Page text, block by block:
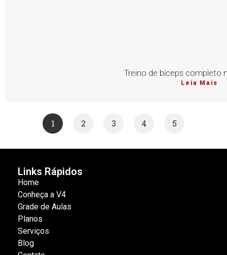
Treino de bíceps completo
Leia Mais
1 2 3 4 5
Links Rápidos
Home
Conheça a V4
Grade de Aulas
Planos
Serviços
Blog